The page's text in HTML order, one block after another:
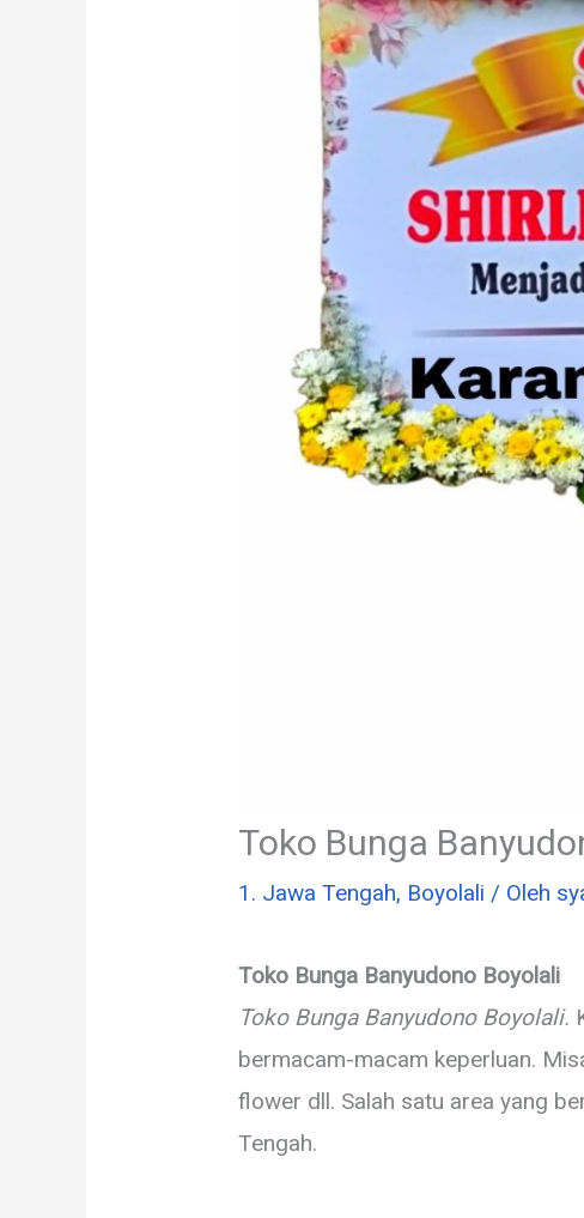
Toko Bunga
1. Jawa Tengah, Boyolali / Oleh
Toko Bunga Banyudono Boyolali
Toko Bunga Banyudono Boyolali.
bermacam-macam keperluan.
flower dll. Salah satu area yang
Tengah.